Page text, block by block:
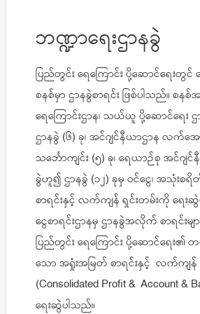
ဘဏ္ဍာရေးဌာနခွဲ
ပြည်တွင်း ရေကြောင်း ပို့ဆောင်ရေးတွင်
စနစ်မှာ ဌာနခွဲစာရင်း ဖြစ်ပါသည်။ စနစ်အ
ရေကြောင်းဌာန၊ သယ်ယူ ပို့ဆောင်ရေ
ဌာနခွဲ (၆) ခု၊ အင်ဂျင်နီယာဌာန လက်အ
သင်္ဘောကျင်း (၅) ခု၊ ရေယာဉ်စု အင်ဂျင်
ခွဲဟူ၍ ဌာနခွဲ (၁၂) ခုမှ ဝင်ငွေ၊ အသုံးစရိ
စာရင်းနှင့် လက်ကျန် ရှင်းတမ်းကို ရေးဆွဲ
ငွေစာရင်းဌာနမှ ဌာနခွဲအလိုက် စာရင်းမ
ပြည်တွင်း ရေကြောင်း ပို့ဆောင်ရေး၏
သော အရှုံးအမြတ် စာရင်းနှင့် လက်ကျန်
(Consolidated Profit & Account &
ရေးဆွဲပါသည်။